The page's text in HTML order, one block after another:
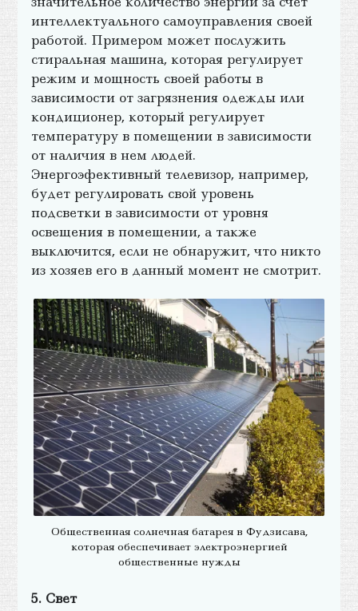
интеллектуального самоуправления своей
работой. Примером может послужить
стиральная машина, которая регулирует
режим и мощность своей работы в
зависимости от загрязнения одежды или
кондиционер, который регулирует
температуру в помещении в зависимости
от наличия в нем людей.
Энергоэфективный телевизор, например,
будет регулировать свой уровень
подсветки в зависимости от уровня
освещения в помещении, а также
выключится, если не обнаружит, что никто
из хозяев его в данный момент не смотрит.
Общественная солнечная батарея в Фудзисава,
которая обеспечивает электроэнергией
общественные нужды
5. Свет